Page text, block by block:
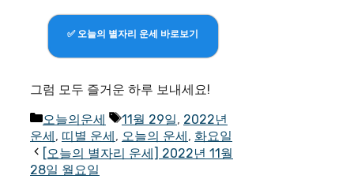
✅ 오늘의 별자리 운세 바로보기
그럼 모두 즐거운 하루 보내세요!
Categories
오늘의운세 Tags
11월 29일, 2022년
운세 , 띠별 운세 , 오늘의 운세 , 화요일
[오늘의 별자리 운세] 2022년 11월
28일 월요일